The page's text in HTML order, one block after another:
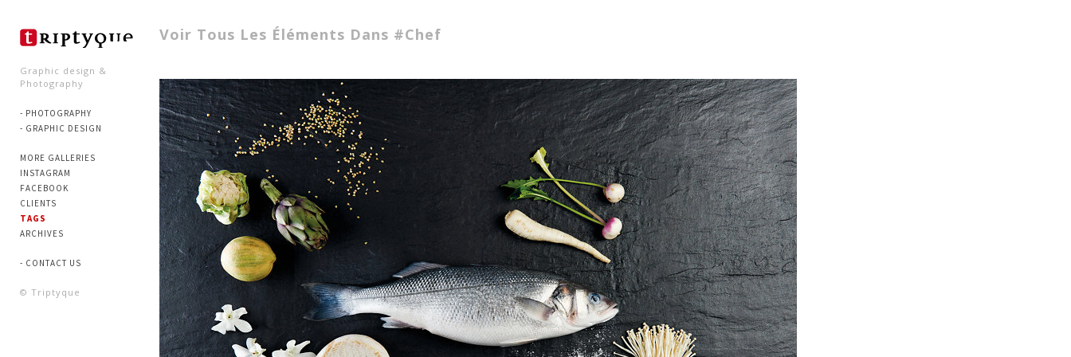
Graphic design &
Photography
- PHOTOGRAPHY
- GRAPHIC DESIGN
MORE GALLERIES
INSTAGRAM
FACEBOOK
CLIENTS
TAGS
ARCHIVES
- CONTACT US
© Triptyque
Voir Tous Les Éléments Dans #chef